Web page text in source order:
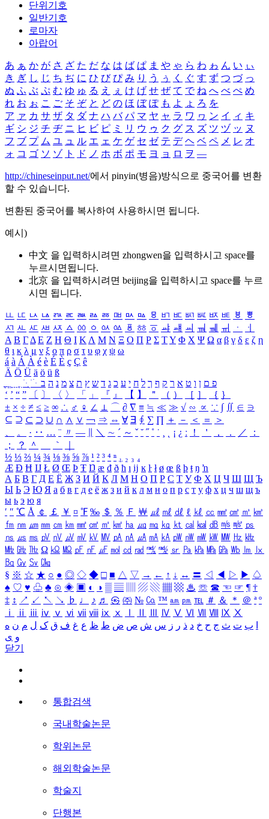
단위기호
일반기호
로마자
아랍어
あ ぁ か が さ ざ た だ な は ば ぱ ま や ゃ ら わ ゎ ん い ぃ
き ぎ し じ ち ぢ に ひ び ぴ み り う ぅ く ぐ す ず つ づ っ
ぬ ふ ぶ ぷ む ゆ ゅ る え ぇ け げ せ ぜ て で ね へ べ ぺ め
れ お ぉ こ ご そ ぞ と ど の ほ ぼ ぽ も よ ょ ろ を
ア ァ カ サ ザ タ ダ ナ ハ バ パ マ ヤ ャ ラ ワ ヮ ン イ ィ キ
ギ シ ジ チ ヂ ニ ヒ ビ ピ ミ リ ウ ゥ ク グ ス ズ ツ ヅ ッ ヌ
フ ブ プ ム ユ ュ ル エ ェ ケ ゲ セ ゼ テ デ ヘ ベ ペ メ レ オ
ォ コ ゴ ソ ゾ ト ド ノ ホ ボ ポ モ ヨ ョ ロ ヲ ―
http://chineseinput.net/에서 pinyin(병음)방식으로 중국어를 변환
할 수 있습니다.
변환된 중국어를 복사하여 사용하시면 됩니다.
예시)
中文 을 입력하시려면 zhongwen을 입력하시고 space를
누르시면됩니다.
北京 을 입력하시려면 beijing을 입력하시고 space를 누르
시면 됩니다.
ㅥ ㅦ ㅧ ㅨ ㅩ ㅪ ㅫ ㅬ ㅭ ㅮ ㅯ ㅰ ㅱ ㅲ ㅳ ㅴ ㅵ ㅶ ㅷ ㅸ
ㅹ
ㅺ ㅻ ㅼ ㅽ ㅾ ㅿ ㆀ ㆁ ㆂ ㆃ ㆄ ㆅ ㆆ ㆇ ㆈ ㆉ ㆊ ㆋ ㆌ ㆍ
ㆎ
Α Β ΓΔ Ε Ζ Η Θ Ι ΚΛ Μ Ν Ξ Ο Π Ρ Σ ΤΥ Φ Χ Ψ Ω α β γ δ ε ζ η
θ ι κ λ μ ν ξ ο π ρ σ τ υ φ χ ψ ω
á à Á À é è É È ç Ç ê
Ä Ö Ü ä ö ü ß
ִֶֹ ֻּ ׁׂ פ ם ן ו ט א ר ק ף ך ל ח י ע כ ג ד ש ץ ת צ מ נ ה ב
‘ ’ “ ” 〔 〕 〈 〉 「 」 『 』 【 】 ＂ （ ） ［ ］ ｛ ｝
± × ÷ ≠ ≤ ≥ ∞ ∴ ♂ ♀ ∠ ⊥ ⌒ ∂ ∇ ≡ ≒ ≪ ≫ √ ∽ ∝ ∵ ∫ ∬ ∈ ∋
⊆ ⊇ ⊂ ⊃ ∪ ∩ ∧ ∨ ￢ ⇒ ⇔ ∀ ∃ ∮ ∑ ∏ ＋ － ＜ ＝
＞
、
。 · ‥ … ¨ 〃 ― ＼ ∼ ´ ～ ˇ ˘ ˝ ˚ ˙ ¸ ¡ ¿ ː ！ ＇ ， ． ／
：
；
？ ＾ ｀
½ ⅓ ⅔ ¼ ¾ ⅛ ⅜ ⅝ ⅞ ¹ ² ³ ⁴ ⁿ ₁ ₂ ₃ ₄
Æ Ð Ħ Ĳ Ł Ø Œ Þ Ŧ Ŋ æ đ ð ħ ı ĳ ĸ ŀ ł ø œ ß þ ŧ ŋ ŉ
А Б В Г Д Е Ё Ж З И Й К Л М Н О П Р С Т У Ф Х Ц Ч Ш Щ Ъ
Ы Ь Э Ю Я а б в г д е ё ж з и й к л м н о п р с т у ф х ц ч ш щ ъ
ы ь э ю я
′ ″ ℃ Å ￠ ￡ ￥ ¤ ℉ ‰ ＄ ％ Ｆ ￦ ㎕ ㎖ ㎗ ℓ ㎘ ㏄ ㎣ ㎤ ㎥ ㎦
㎙ ㎚ ㎛ ㎜ ㎝ ㎞ ㎟ ㎠ ㎡ ㎢ ㏊ ㎍ ㎎ ㎏ ㏏ ㎈ ㎉ ㏈ ㎧ ㎨ ㎰
㎱ ㎲ ㎳ ㎴ ㎵ ㎶ ㎷ ㎸ ㎹ ㎀ ㎁ ㎂ ㎃ ㎄ ㎺ ㎻ ㎽ ㎾ ㎿ ㎐ ㎑
㎒ ㎓ ㎔ Ω ㏀ ㏁ ㎊ ㎋ ㎌ ㏖ ㏅ ㎭ ㎮ ㎯ ㏛ ㎩ ㎪ ㎫ ㎬ ㏝ ㏐
㏓
㏃ ㏉ ㏜ ㏆
§ ※ ☆ ★ ○ ● ◎ ◇ ◆ □ ■ △ ▽ → ← ↑ ↓ ↔ 〓 ◁ ◀ ▷ ▶ ♤
♠ ♡ ♥ ♧ ♣ ⊙ ◈ ▣ ◐ ◑ ▒ ▤ ▨ ▧ ▦ ▩ ♨ ☏ ☎ ☜ ☞ ¶ †
‡ ↕ ↗ ↙ ↖ ↘ ♭ ♩ ♪ ♬ ㉿ ㈜ № ㏇ ™ ㏂ ㏘ ℡ ＃ ＆ ＊ ＠ ª º
ⅰ
ⅱ ⅲ ⅳ ⅴ ⅵ ⅶ ⅷ ⅸ ⅹ Ⅳ Ⅴ Ⅵ Ⅶ Ⅷ Ⅸ Ⅹ
ب ت ث ج ح خ د ذ ر ز س ش ص ض ط ظ ع غ ف ق ک ل م ن ه
و ی
닫기
통합검색
국내학술논문
학위논문
해외학술논문
학술지
단행본